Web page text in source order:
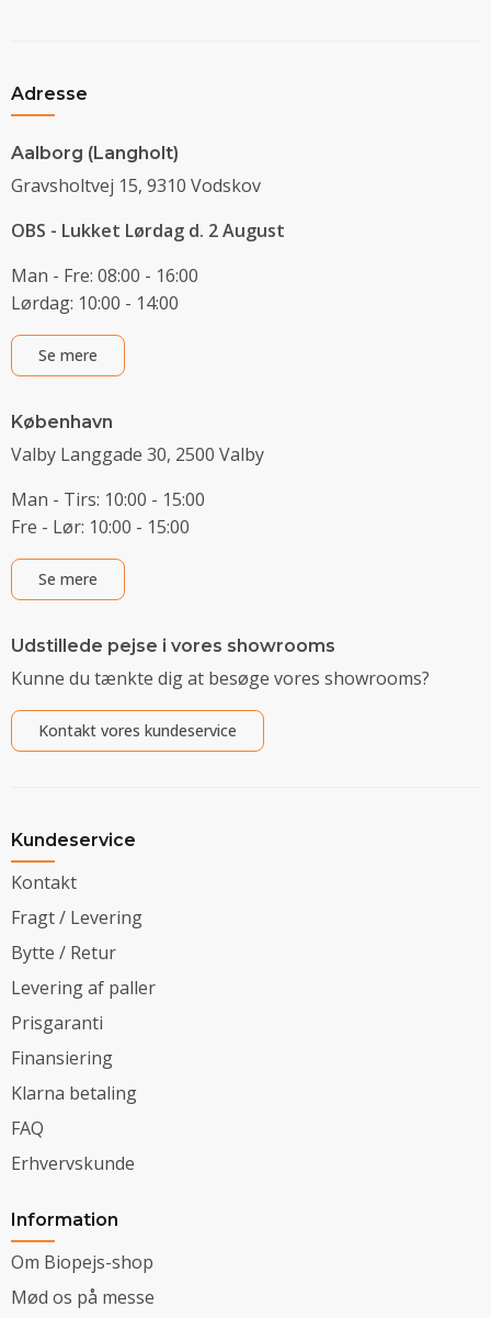
Adresse
Aalborg (Langholt)
Gravsholtvej 15, 9310 Vodskov
OBS - Lukket Lørdag d. 2 August
Man - Fre: 08:00 - 16:00
Lørdag: 10:00 - 14:00
Se mere
København
Valby Langgade 30, 2500 Valby
Man - Tirs: 10:00 - 15:00
Fre - Lør: 10:00 - 15:00
Se mere
Udstillede pejse i vores showrooms
Kunne du tænkte dig at besøge vores showrooms?
Kontakt vores kundeservice
Kundeservice
Kontakt
Fragt / Levering
Bytte / Retur
Levering af paller
Prisgaranti
Finansiering
Klarna betaling
FAQ
Erhvervskunde
Information
Om Biopejs-shop
Mød os på messe